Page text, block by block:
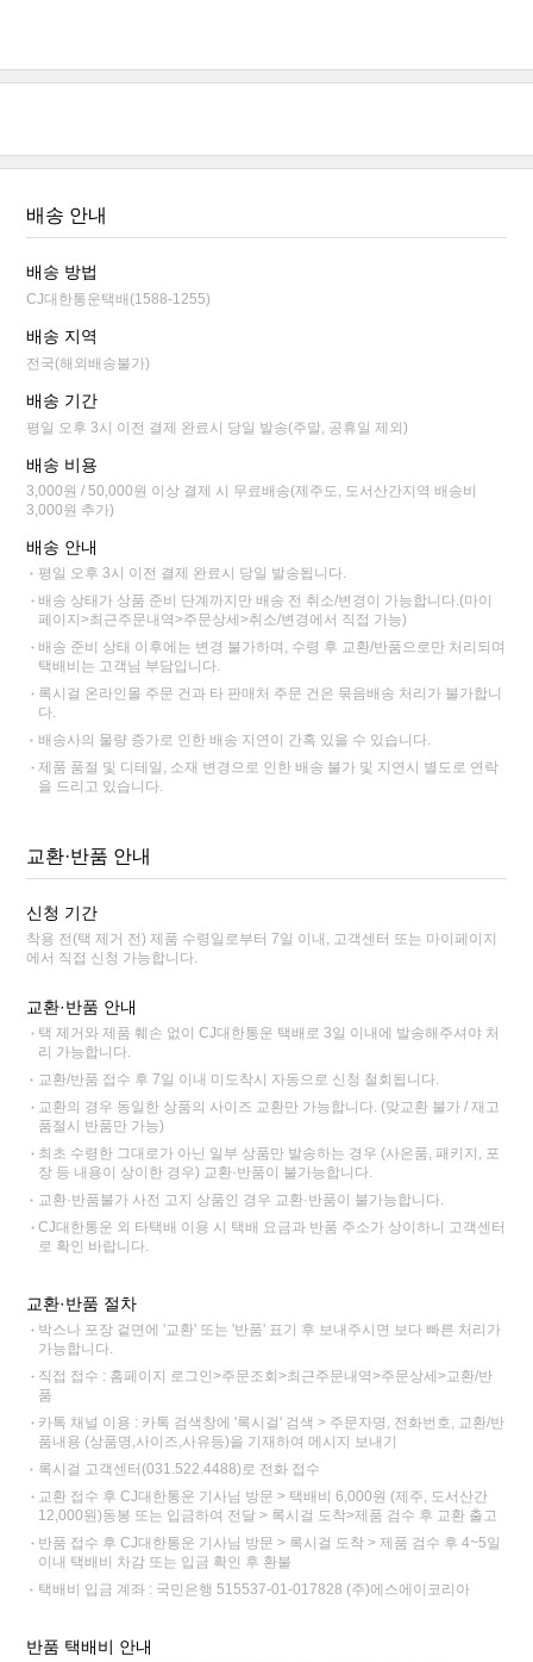
배송 안내
배송 방법
CJ대한통운택배(1588-1255)
배송 지역
전국(해외배송불가)
배송 기간
평일 오후 3시 이전 결제 완료시 당일 발송(주말, 공휴일 제외)
배송 비용
3,000원 / 50,000원 이상 결제 시 무료배송(제주도, 도서산간지역 배송비
3,000원 추가)
배송 안내
평일 오후 3시 이전 결제 완료시 당일 발송됩니다.
배송 상태가 상품 준비 단계까지만 배송 전 취소/변경이 가능합니다.(마이
페이지>최근주문내역>주문상세>취소/변경에서 직접 가능)
배송 준비 상태 이후에는 변경 불가하며, 수령 후 교환/반품으로만 처리되며
택배비는 고객님 부담입니다.
록시걸 온라인몰 주문 건과 타 판매처 주문 건은 묶음배송 처리가 불가합니
다.
배송사의 물량 증가로 인한 배송 지연이 간혹 있을 수 있습니다.
제품 품절 및 디테일, 소재 변경으로 인한 배송 불가 및 지연시 별도로 연락
을 드리고 있습니다.
교환·반품 안내
신청 기간
착용 전(택 제거 전) 제품 수령일로부터 7일 이내, 고객센터 또는 마이페이지
에서 직접 신청 가능합니다.
교환·반품 안내
택 제거와 제품 훼손 없이 CJ대한통운 택배로 3일 이내에 발송해주셔야 처
리 가능합니다.
교환/반품 접수 후 7일 이내 미도착시 자동으로 신청 철회됩니다.
교환의 경우 동일한 상품의 사이즈 교환만 가능합니다. (맞교환 불가 / 재고
품절시 반품만 가능)
최초 수령한 그대로가 아닌 일부 상품만 발송하는 경우 (사은품, 패키지, 포
장 등 내용이 상이한 경우) 교환·반품이 불가능합니다.
교환·반품불가 사전 고지 상품인 경우 교환·반품이 불가능합니다.
CJ대한통운 외 타택배 이용 시 택배 요금과 반품 주소가 상이하니 고객센터
로 확인 바랍니다.
교환·반품 절차
박스나 포장 겉면에 '교환' 또는 '반품' 표기 후 보내주시면 보다 빠른 처리가
가능합니다.
직접 접수 : 홈페이지 로그인>주문조회>최근주문내역>주문상세>교환/반
품
카톡 채널 이용 : 카톡 검색창에 '록시걸' 검색 > 주문자명, 전화번호, 교환/반
품내용 (상품명,사이즈,사유등)을 기재하여 메시지 보내기
록시걸 고객센터(031.522.4488)로 전화 접수
교환 접수 후 CJ대한통운 기사님 방문 > 택배비 6,000원 (제주, 도서산간
12,000원)동봉 또는 입금하여 전달 > 록시걸 도착>제품 검수 후 교환 출고
반품 접수 후 CJ대한통운 기사님 방문 > 록시걸 도착 > 제품 검수 후 4~5일
이내 택배비 차감 또는 입금 확인 후 환불
택배비 입금 계좌 : 국민은행 515537-01-017828 (주)에스에이코리아
반품 택배비 안내